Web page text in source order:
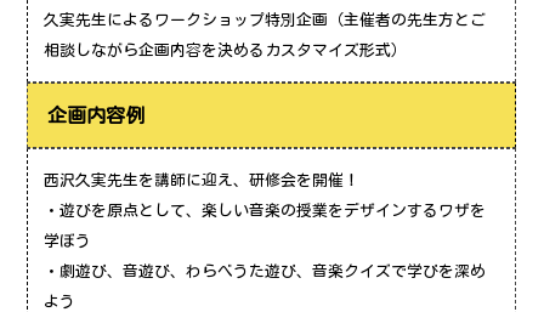
久実先生によるワークショップ特別企画（主催者の先生方とご
相談しながら企画内容を決めるカスタマイズ形式）
企画内容例
西沢久実先生を講師に迎え、研修会を開催！
・遊びを原点として、楽しい音楽の授業をデザインするワザを
学ぼう
・劇遊び、音遊び、わらべうた遊び、音楽クイズで学びを深め
よう